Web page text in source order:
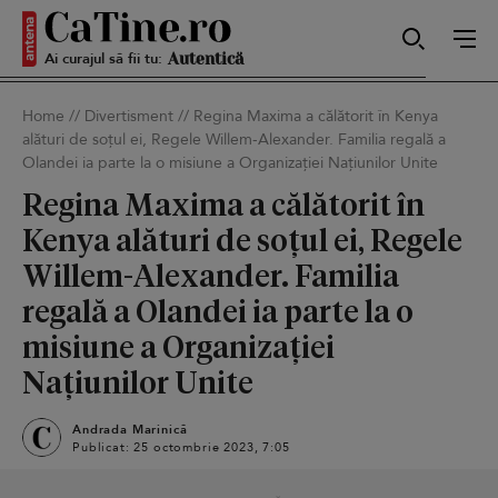
Ai curajul să fii tu: Sexy
Autentică
Sensibilă
Home // Divertisment // Regina Maxima a călătorit în Kenya
alături de soțul ei, Regele Willem-Alexander. Familia regală a
Olandei ia parte la o misiune a Organizației Națiunilor Unite
Regina Maxima a călătorit în
Kenya alături de soțul ei, Regele
Willem-Alexander. Familia
regală a Olandei ia parte la o
misiune a Organizației
Națiunilor Unite
Andrada Marinică
Publicat: 25 octombrie 2023, 7:05